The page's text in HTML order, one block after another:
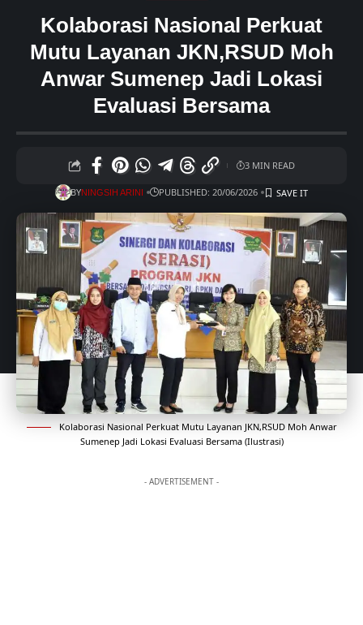
Kolaborasi Nasional Perkuat
Mutu Layanan JKN,RSUD Moh
Anwar Sumenep Jadi Lokasi
Evaluasi Bersama
BYNINGSIH ARINI PUBLISHED: 20/06/2026
3 MIN READ
Kolaborasi Nasional Perkuat Mutu Layanan JKN,RSUD Moh Anwar
Sumenep Jadi Lokasi Evaluasi Bersama (Ilustrasi)
- ADVERTISEMENT -